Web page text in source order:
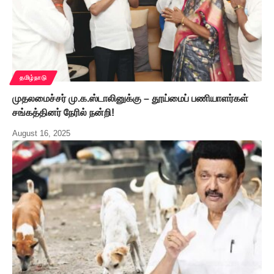
தமிழ்நாடு
முதலமைச்சர் மு.க.ஸ்டாலினுக்கு – தூய்மைப் பணியாளர்கள்
சங்கத்தினர் நேரில் நன்றி!
August 16, 2025